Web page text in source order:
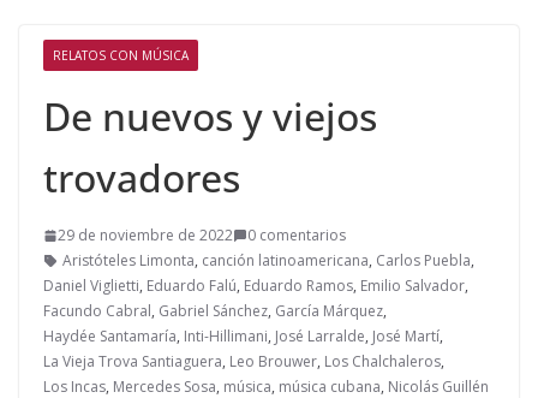
RELATOS CON MÚSICA
De nuevos y viejos
trovadores
29 de noviembre de 2022
0 comentarios
Aristóteles Limonta, canción latinoamericana, Carlos Puebla,
Daniel Viglietti, Eduardo Falú, Eduardo Ramos, Emilio Salvador,
Facundo Cabral, Gabriel Sánchez, García Márquez,
Haydée Santamaría, Inti-Hillimani, José Larralde, José Martí,
La Vieja Trova Santiaguera, Leo Brouwer, Los Chalchaleros,
Los Incas, Mercedes Sosa, música, música cubana, Nicolás Guillén